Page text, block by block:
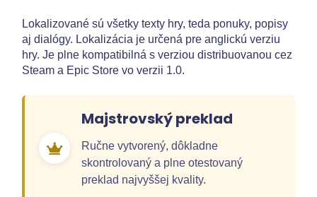
Lokalizované sú všetky texty hry, teda ponuky, popisy
aj dialógy. Lokalizácia je určená pre anglickú verziu
hry. Je plne kompatibilná s verziou distribuovanou cez
Steam a Epic Store vo verzii 1.0.
Majstrovský preklad
Ručne vytvorený, dôkladne
skontrolovaný a plne otestovaný
preklad najvyššej kvality.